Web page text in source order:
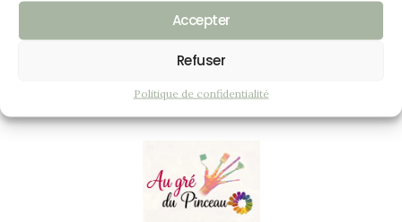
Accepter
Refuser
Politique de confidentialité
Et voilà un relooking sobre, moderne sur un buffet